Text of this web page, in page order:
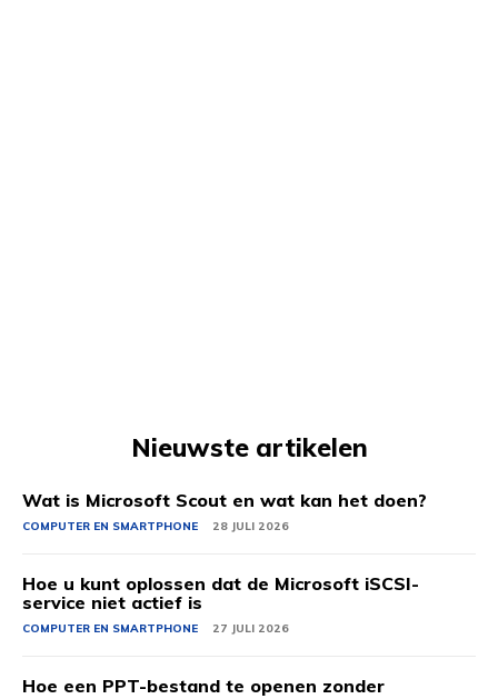
Nieuwste artikelen
Wat is Microsoft Scout en wat kan het doen?
COMPUTER EN SMARTPHONE 28 JULI 2026
Hoe u kunt oplossen dat de Microsoft iSCSI-
service niet actief is
COMPUTER EN SMARTPHONE 27 JULI 2026
Hoe een PPT-bestand te openen zonder